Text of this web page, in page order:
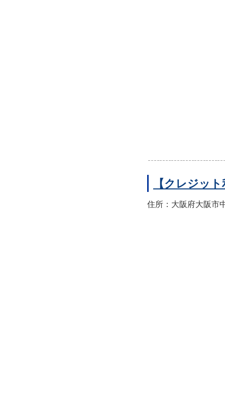
【クレジッ
住所：大阪府大阪市